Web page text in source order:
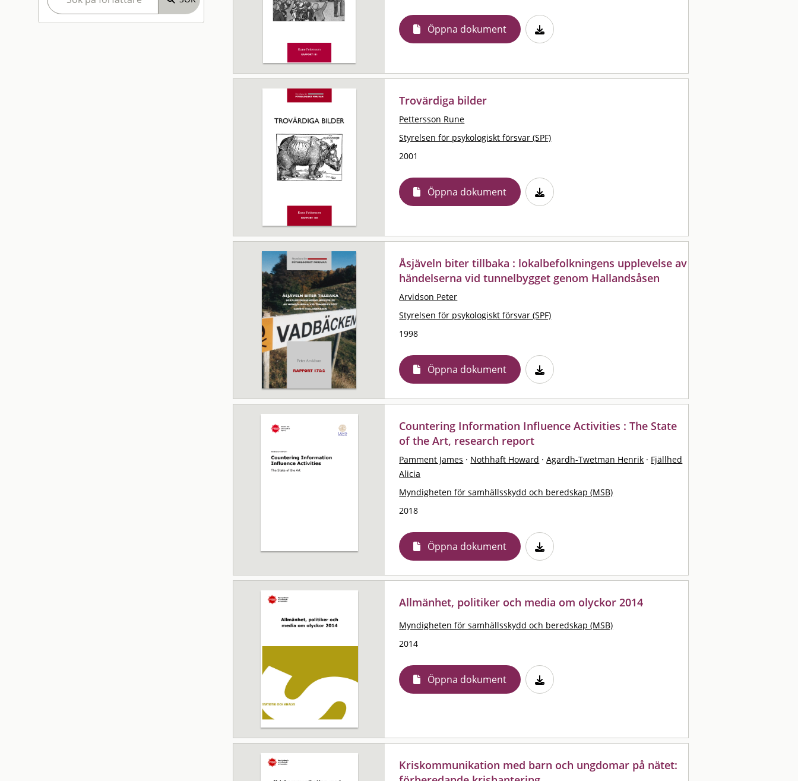
Öppna dokument
Trovärdiga bilder
Pettersson Rune
Styrelsen för psykologiskt försvar (SPF)
2001
Öppna dokument
Åsjäveln biter tillbaka : lokalbefolkningens upplevelse av
händelserna vid tunnelbygget genom Hallandsåsen
Arvidson Peter
Styrelsen för psykologiskt försvar (SPF)
1998
Öppna dokument
Countering Information Influence Activities : The State
of the Art, research report
Pamment James · Nothhaft Howard · Agardh-Twetman Henrik · Fjällhed
Alicia
Myndigheten för samhällsskydd och beredskap (MSB)
2018
Öppna dokument
Allmänhet, politiker och media om olyckor 2014
Myndigheten för samhällsskydd och beredskap (MSB)
2014
Öppna dokument
Kriskommunikation med barn och ungdomar på nätet: